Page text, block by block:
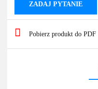
ZADAJ PYTANIE
Pobierz produkt do PDF